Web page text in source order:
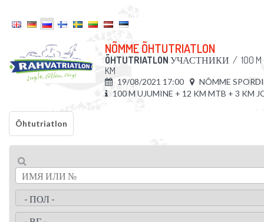
NÕMME ÕHTUTRIATLON
ÕHTUTRIATLON УЧАСТНИКИ / 100 M
KM
19/08/2021 17:00
NÕMME
100 M UJUMINE + 12 KM MTB + 3 KM
Õhtutriatlon